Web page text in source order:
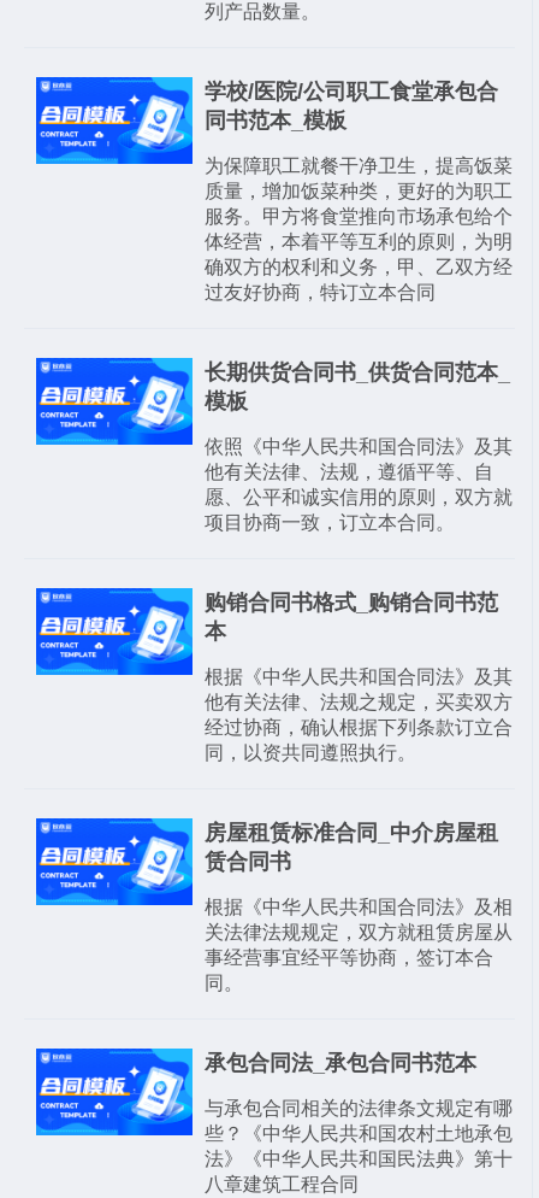
列产品数量。
学校/医院/公司职工食堂承包合
同书范本_模板
为保障职工就餐干净卫生，提高饭菜
质量，增加饭菜种类，更好的为职工
服务。甲方将食堂推向市场承包给个
体经营，本着平等互利的原则，为明
确双方的权利和义务，甲、乙双方经
过友好协商，特订立本合同
长期供货合同书_供货合同范本_
模板
依照《中华人民共和国合同法》及其
他有关法律、法规，遵循平等、自
愿、公平和诚实信用的原则，双方就
项目协商一致，订立本合同。
购销合同书格式_购销合同书范
本
根据《中华人民共和国合同法》及其
他有关法律、法规之规定，买卖双方
经过协商，确认根据下列条款订立合
同，以资共同遵照执行。
房屋租赁标准合同_中介房屋租
赁合同书
根据《中华人民共和国合同法》及相
关法律法规规定，双方就租赁房屋从
事经营事宜经平等协商，签订本合
同。
承包合同法_承包合同书范本
与承包合同相关的法律条文规定有哪
些？《中华人民共和国农村土地承包
法》《中华人民共和国民法典》第十
八章建筑工程合同